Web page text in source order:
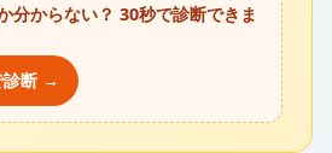
分からない？ 30秒で診断できま
診断 →